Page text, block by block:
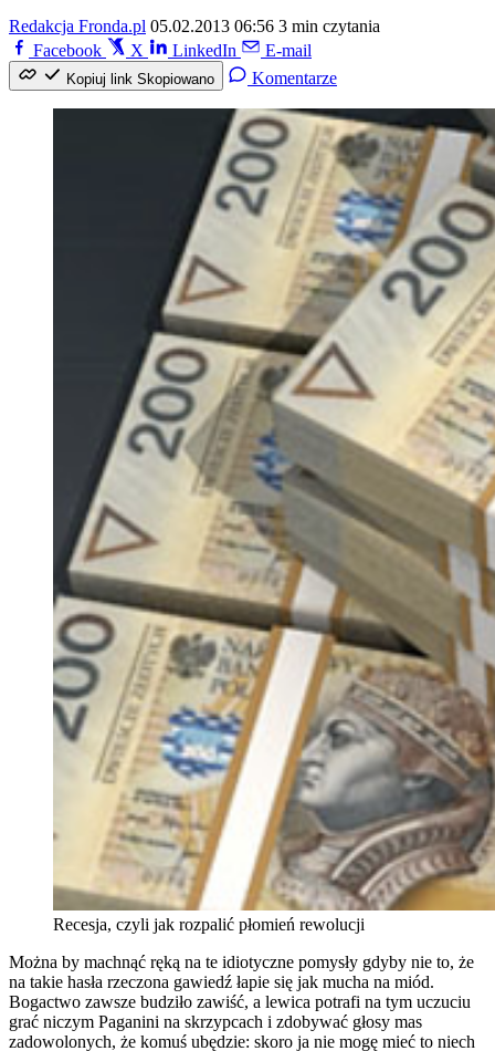
Redakcja Fronda.pl 05.02.2013 06:56 3 min czytania
Facebook
X LinkedIn E-mail
Kopiuj link Skopiowano Komentarze
Recesja, czyli jak rozpalić płomień rewolucji
Można by machnąć ręką na te idiotyczne pomysły gdyby nie to, że
na takie hasła rzeczona gawiedź łapie się jak mucha na miód.
Bogactwo zawsze budziło zawiść, a lewica potrafi na tym uczuciu
grać niczym Paganini na skrzypcach i zdobywać głosy mas
zadowolonych, że komuś ubędzie: skoro ja nie mogę mieć to niech